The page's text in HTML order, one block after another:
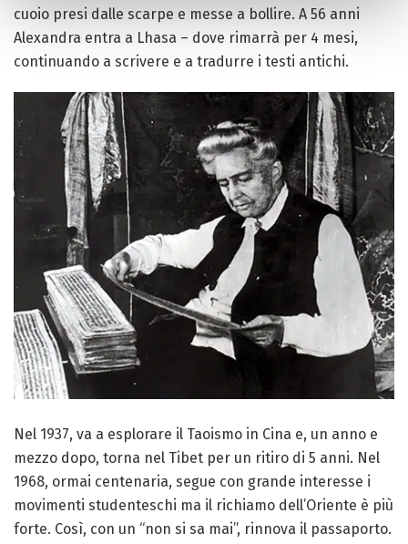
cuoio presi dalle scarpe e messe a bollire. A 56 anni
Alexandra entra a Lhasa – dove rimarrà per 4 mesi,
continuando a scrivere e a tradurre i testi antichi.
Nel 1937, va a esplorare il Taoismo in Cina e, un anno e
mezzo dopo, torna nel Tibet per un ritiro di 5 anni. Nel
1968, ormai centenaria, segue con grande interesse i
movimenti studenteschi ma il richiamo dell’Oriente è più
forte. Così, con un “non si sa mai”, rinnova il passaporto.